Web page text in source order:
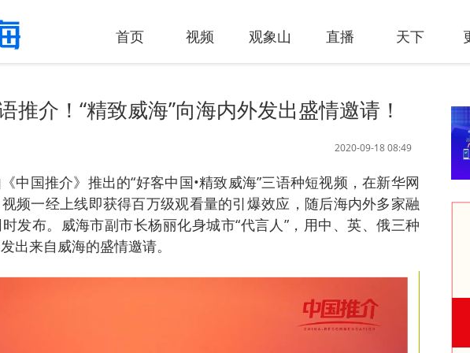
首页 视频 观象山 直播 天下
推介！“精致威海”向海内外发出盛情邀请！
2020-09-18 08:49
中国推介》推出的“好客中国•精致威海”三语种短视频，在新华网
频一经上线即获得百万级观看量的引爆效应，随后海内外多家融
发布。威海市副市长杨丽化身城市“代言人”，用中、英、俄三种
出来自威海的盛情邀请。